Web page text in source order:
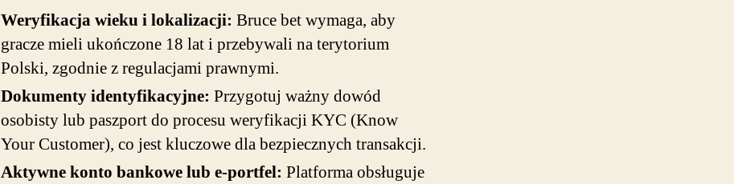
Weryfikacja wieku i lokalizacji: Bruce bet wymaga, aby
gracze mieli ukończone 18 lat i przebywali na terytorium
Polski, zgodnie z regulacjami prawnymi.
Dokumenty identyfikacyjne: Przygotuj ważny dowód
osobisty lub paszport do procesu weryfikacji KYC (Know
Your Customer), co jest kluczowe dla bezpiecznych transakcji.
Aktywne konto bankowe lub e-portfel: Platforma obsługuje